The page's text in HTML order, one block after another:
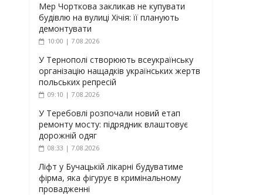
Мер Чорткова закликав не купувати
будівлю на вулиці Хічія: її планують
демонтувати
10:00 | 7.08.2026
У Тернополі створюють всеукраїнську
організацію нащадків українських жертв
польських репресій
09:10 | 7.08.2026
У Теребовлі розпочали новий етап
ремонту мосту: підрядник влаштовує
дорожній одяг
08:33 | 7.08.2026
Ліфт у Бучацькій лікарні будуватиме
фірма, яка фігурує в кримінальному
провадженні